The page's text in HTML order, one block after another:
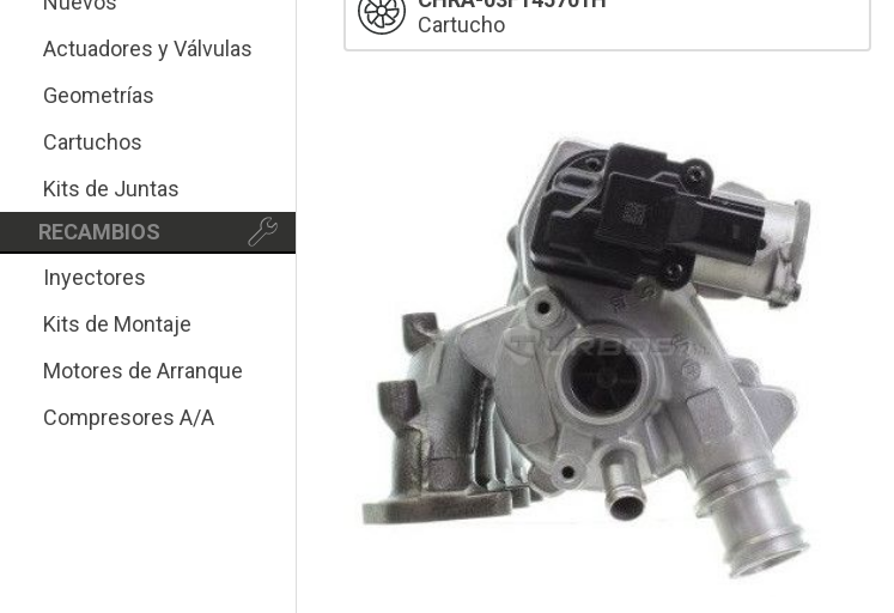
Actuadores y Válvulas
Geometrías
Cartuchos
Kits de Juntas
RECAMBIOS
Inyectores
Kits de Montaje
Motores de Arranque
Compresores A/A
Cartucho